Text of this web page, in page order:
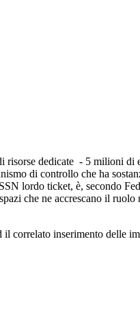
risorse dedicate - 5 milioni di
di controllo che ha
lordo ticket, è, secondo
che ne accrescano il ruolo
correlato inserimento delle